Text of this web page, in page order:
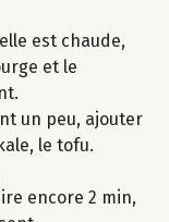
est chaude,
et le
un peu, ajouter
le tofu.
encore 2 min,